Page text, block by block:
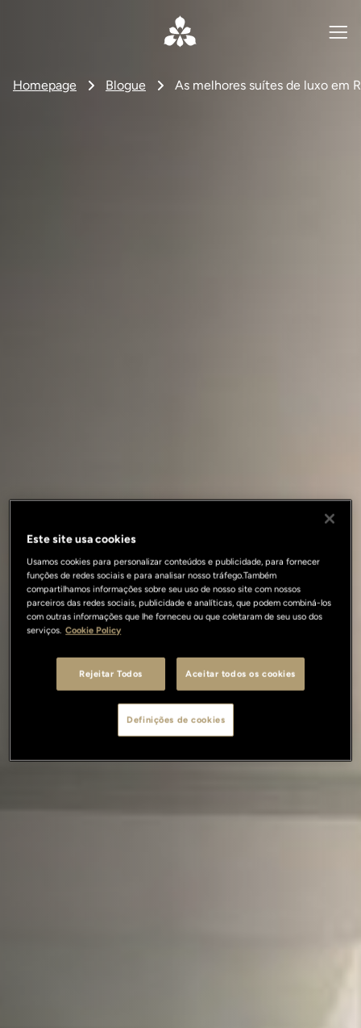
Homepage Blogue As melhores suítes de luxo em
Este site usa cookies
Usamos cookies para personalizar conteúdos e publicidade, para fornecer
funções de redes sociais e para analisar nosso tráfego.Também
compartilhamos informações sobre seu uso de nosso site com nossos
parceiros das redes sociais, publicidade e analíticas, que podem combiná-los
com outras informações que lhe forneceu ou que coletaram de seu uso dos
serviços. Cookie Policy
Rejeitar Todos Aceitar todos os cookies
Definições de cookies